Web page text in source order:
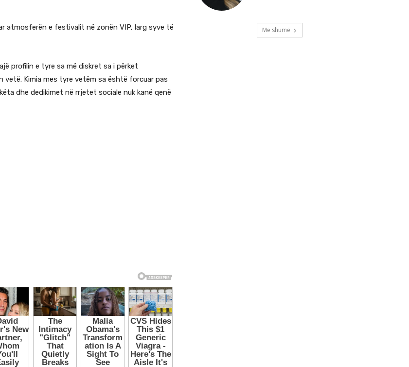
atmosferën e festivalit në zonën VIP, larg syve të
profilin e tyre sa më diskret sa i përket
Kimia mes tyre vetëm sa është forcuar pas
dhe dedikimet në rrjetet sociale nuk kanë qenë
Më shumë